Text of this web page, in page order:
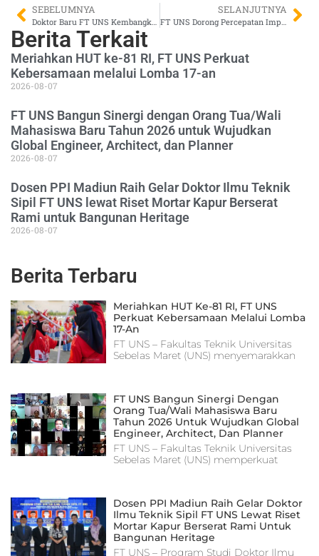
SEBELUMNYA SELANJUTNYA
Berita Terkait
Meriahkan HUT ke-81 RI, FT UNS Perkuat
Kebersamaan melalui Lomba 17-an
2026-08-07
FT UNS Bangun Sinergi dengan Orang Tua/Wali
Mahasiswa Baru Tahun 2026 untuk Wujudkan
Global Engineer, Architect, dan Planner
2026-08-07
Dosen PPI Madiun Raih Gelar Doktor Ilmu Teknik
Sipil FT UNS lewat Riset Mortar Kapur Berserat
Rami untuk Bangunan Heritage
2026-08-07
Berita Terbaru
Meriahkan HUT Ke-81 RI, FT UNS
Perkuat Kebersamaan Melalui Lomba
17-An
FT UNS – Fakultas Teknik Universitas
Sebelas Maret (UNS) menyemarakkan
FT UNS Bangun Sinergi Dengan
Orang Tua/Wali Mahasiswa Baru
Tahun 2026 Untuk Wujudkan Global
Engineer, Architect, Dan Planner
FT UNS – Fakultas Teknik Universitas
Sebelas Maret (UNS) memperkuat
Dosen PPI Madiun Raih Gelar Doktor
Ilmu Teknik Sipil FT UNS Lewat Riset
Mortar Kapur Berserat Rami Untuk
Bangunan Heritage
FT UNS – Program Studi Doktor Ilmu